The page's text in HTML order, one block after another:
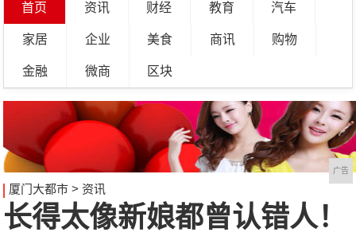
首页 资讯 财经 教育 汽车
家居 企业 美食 商讯 购物
金融 微商 区块
广告
厦门大都市> 资讯
长得太像新娘都曾认错人！